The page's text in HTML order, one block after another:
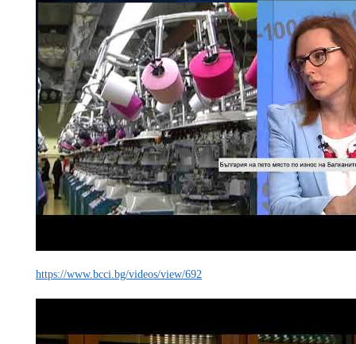
https://www.bcci.bg/videos/view/692